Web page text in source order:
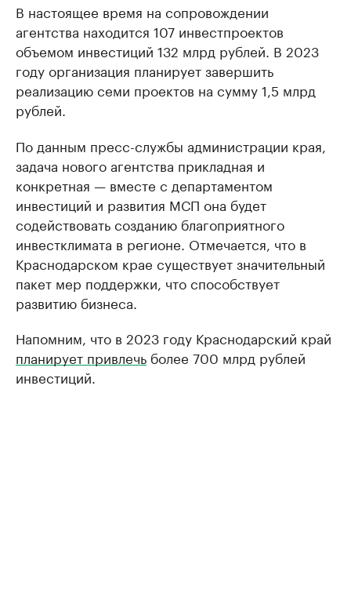
В настоящее время на сопровождении
агентства находится 107 инвестпроектов
объемом инвестиций 132 млрд рублей. В 2023
году организация планирует завершить
реализацию семи проектов на сумму 1,5 млрд
рублей.
По данным пресс-службы администрации края,
задача нового агентства прикладная и
конкретная — вместе с департаментом
инвестиций и развития МСП она будет
содействовать созданию благоприятного
инвестклимата в регионе. Отмечается, что в
Краснодарском крае существует значительный
пакет мер поддержки, что способствует
развитию бизнеса.
Напомним, что в 2023 году Краснодарский край
планирует привлечь более 700 млрд рублей
инвестиций.